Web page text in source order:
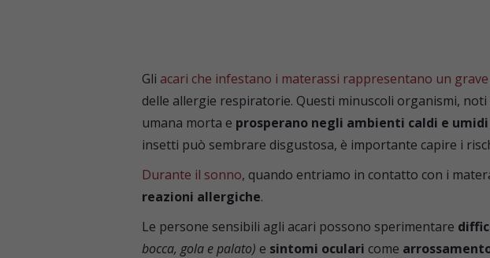
Gli acari che infestano i materassi rappresentano un
delle allergie respiratorie. Questi minuscoli organismi,
umana morta e prosperano negli ambienti caldi e
insetti può sembrare disgustosa, è importante capire i
Durante il sonno, quando entriamo in contatto con i
reazioni allergiche.
Le persone sensibili agli acari possono sperimentare
bocca, gola e palato) e sintomi oculari come